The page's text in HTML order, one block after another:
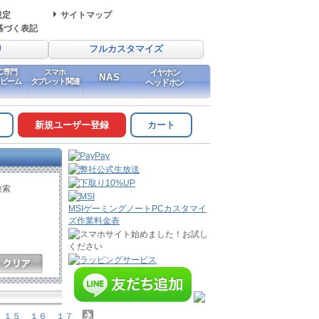
定
サイトマップ
づく表記
フルカスタマイズ
専門
ーム
スマホ
タブレット関連
NAS
イヤホン
ヘッドホン
新規ユーザー登録 カート
索
１５ １６ １７
MSIゲーミングノートPCカスタマイ
ズ作業料金表